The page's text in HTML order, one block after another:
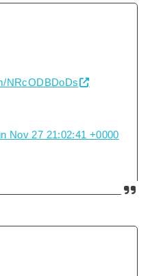
NRcODBDoDs
Nov 27 21:02:41 +0000